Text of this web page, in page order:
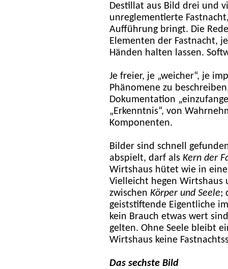
Destillat aus Bild drei und
unreglementierte
Aufführung bringt. Die
Elementen der Fastnacht,
Händen halten lassen.
Je freier, je „weicher“, je
Phänomene zu
Dokumentation
„Erkenntnis“, von
Komponenten.
Bilder sind schnell
abspielt, darf als Kern der
Wirtshaus hütet wie in
Vielleicht hegen Wirtshaus
zwischen Körper und Seele;
geiststiftende Eigentliche
kein Brauch etwas wert
gelten. Ohne Seele bleibt
Wirtshaus keine
Das sechste Bild